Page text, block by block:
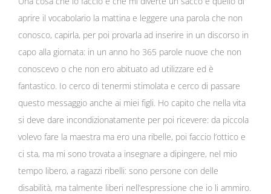
aprire il vocabolario la mattina e leggere una parola che non
conosco, capirla, per poi provarla ad inserire in un discorso in
capo alla giornata: in un anno ho 365 parole nuove che non
conoscevo o che non ero abituato ad utilizzare ed è
fantastico. Io cerco di tenermi stimolata e cerco di passare
questo messaggio anche ai miei figli. Ho capito che nella vita
si deve dare incondizionatamente per poi ricevere: da piccola
volevo fare la maestra ma ero una ribelle, poi faccio l’ottico e
ci sta, ma mi sono trovata a insegnare a dipingere, nel mio
tempo libero, a ragazzi ribelli: sono persone con delle
disabilità, ma talmente liberi nell’espressione che io li ammiro.